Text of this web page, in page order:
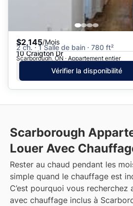
$2,145/Mois
2 ch. · 1 Salle de bain · 780 ft²
10 Craigton Dr
Scarborough, ON · Appartement entier
Vérifier la disponibilité
Scarborough
Louer Avec
Rester au chaud pendant les
simple quand le chauffage est
C’est pourquoi vous
avec chauffage inclus à